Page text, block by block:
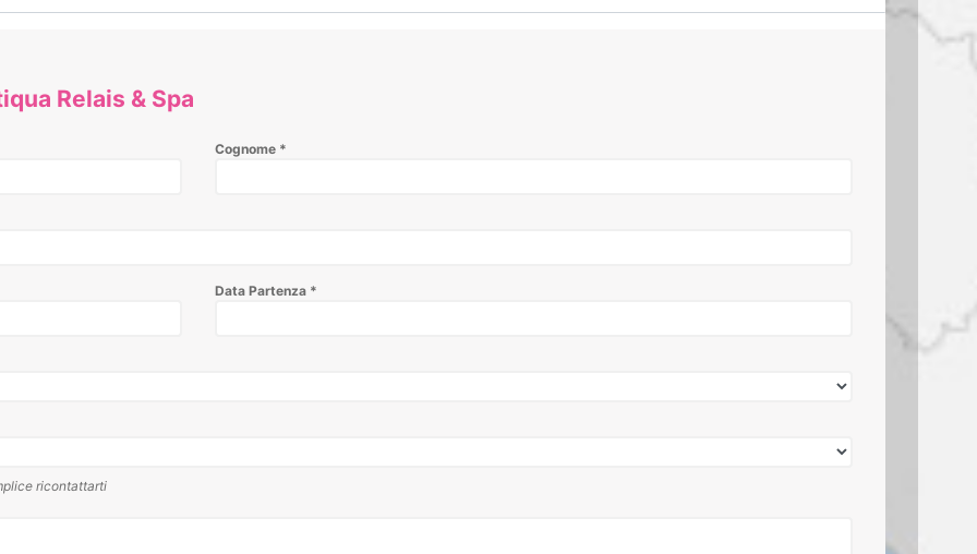
Relais & Spa
Cognome *
Data Partenza *
ricontattarti